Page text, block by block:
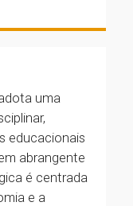
uma
educacionais
abrangente
é centrada
e a